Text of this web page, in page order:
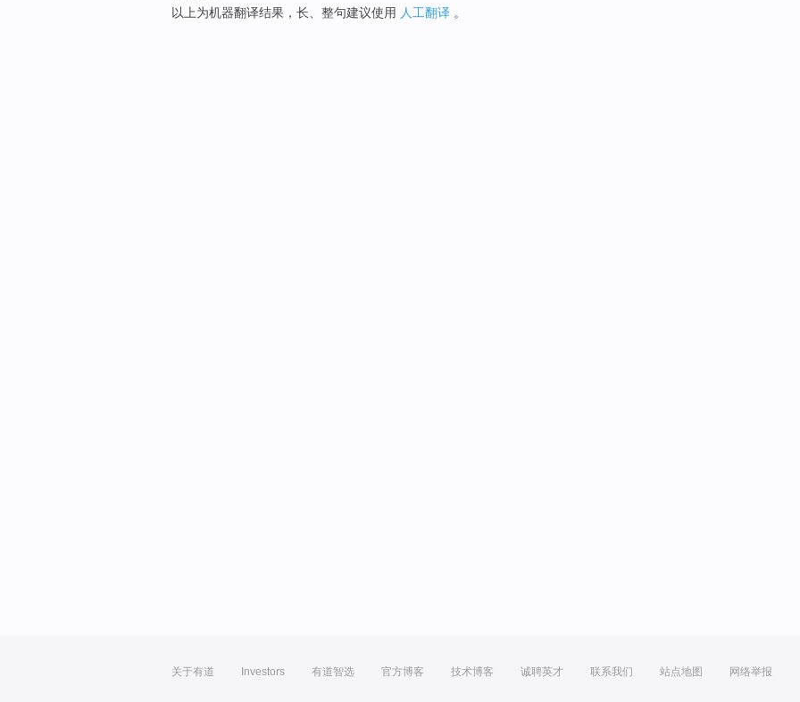
以上为机器翻译结果，长、整句建议使用 人工翻译 。
关于有道 Investors 有道智选 官方博客 技术博客 诚聘英才 联系我们 站点地图 网络举报